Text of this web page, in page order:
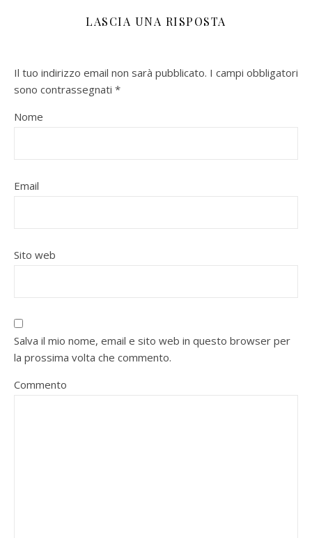
LASCIA UNA RISPOSTA
Il tuo indirizzo email non sarà pubblicato. I campi obbligatori
sono contrassegnati *
Nome
Email
Sito web
Salva il mio nome, email e sito web in questo browser per
la prossima volta che commento.
Commento